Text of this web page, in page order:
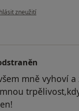
názoru uživatele Váš účet
zneužití
mně vyhoví a